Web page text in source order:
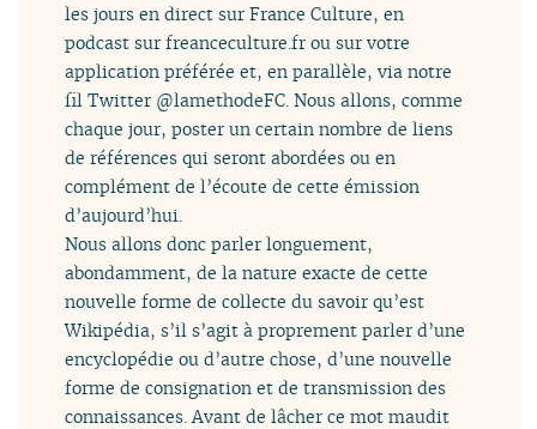
les jours en direct sur France Culture, en
podcast sur freanceculture.fr ou sur votre
application préférée et, en parallèle, via notre
fil Twitter @lamethodeFC. Nous allons, comme
chaque jour, poster un certain nombre de liens
de références qui seront abordées ou en
complément de l’écoute de cette émission
d’aujourd’hui.
Nous allons donc parler longuement,
abondamment, de la nature exacte de cette
nouvelle forme de collecte du savoir qu’est
Wikipédia, s’il s’agit à proprement parler d’une
encyclopédie ou d’autre chose, d’une nouvelle
forme de consignation et de transmission des
connaissances. Avant de lâcher ce mot maudit